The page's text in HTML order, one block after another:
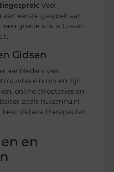
: Veel
eerste gesprek aan
een goede klik is tussen
Gidsen
aanbieders van
bronnen zijn
online directories en
zoals huizennu.nl
therapeuten
en